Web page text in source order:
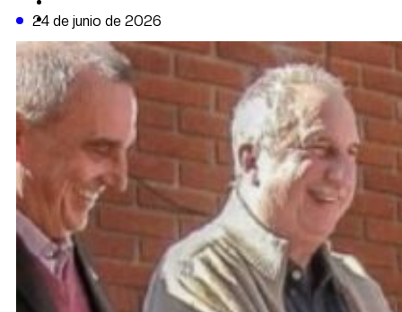
DE LA TRIBUNA TV
24 de junio de 2026